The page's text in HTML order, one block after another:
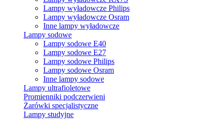
Lampy wyładowcze Philips
Lampy wyładowcze Osram
Inne lampy wyładowcze
Lampy sodowe
Lampy sodowe E40
Lampy sodowe E27
Lampy sodowe Philips
Lampy sodowe Osram
Inne lampy sodowe
Lampy ultrafioletowe
Promienniki podczerwieni
Żarówki specjalistyczne
Lampy studyjne